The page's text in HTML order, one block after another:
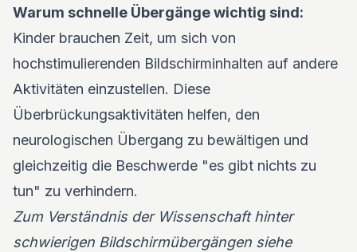
Warum schnelle Übergänge wichtig sind:
Kinder brauchen Zeit, um sich von
hochstimulierenden Bildschirminhalten auf andere
Aktivitäten einzustellen. Diese
Überbrückungsaktivitäten helfen, den
neurologischen Übergang zu bewältigen und
gleichzeitig die Beschwerde "es gibt nichts zu
tun" zu verhindern.
Zum Verständnis der Wissenschaft hinter
schwierigen Bildschirmübergängen siehe